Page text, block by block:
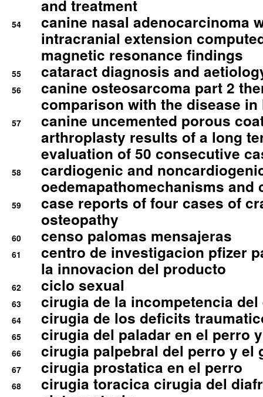
and treatment
54
canine nasal adenocarcinoma
intracranial extension
magnetic resonance findings
55 cataract diagnosis and
56
canine osteosarcoma part 2
comparison with the disease in
57
canine uncemented porous
arthroplasty results of a long
evaluation of 50 consecutive
58
cardiogenic and
oedemapathomechanisms and
59
case reports of four cases of
osteopathy
60 censo palomas mensajeras
61
centro de investigacion pfizer
la innovacion del producto
62 ciclo sexual
63 cirugia de la incompetencia
64 cirugia de los deficits
65 cirugia del paladar en el perro
66 cirugia palpebral del perro y el
67 cirugia prostatica en el perro
68 cirugia toracica cirugia del